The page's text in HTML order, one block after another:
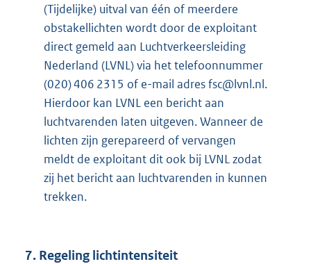
(Tijdelijke) uitval van één of meerdere
obstakellichten wordt door de exploitant
direct gemeld aan Luchtverkeersleiding
Nederland (LVNL) via het telefoonnummer
(020) 406 2315 of e-mail adres fsc@lvnl.nl.
Hierdoor kan LVNL een bericht aan
luchtvarenden laten uitgeven. Wanneer de
lichten zijn gerepareerd of vervangen
meldt de exploitant dit ook bij LVNL zodat
zij het bericht aan luchtvarenden in kunnen
trekken.
7. Regeling lichtintensiteit